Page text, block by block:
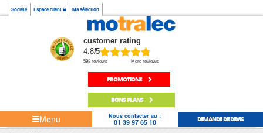
Société Espace client Ma sélection
customer rating
4.8/5
598 reviews More reviews
PROMOTIONS
BONS PLANS
Menu Nous contacter au :
01 39 97 65 10 DEMANDE DE DEVIS